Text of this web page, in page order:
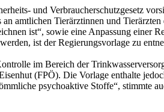
und Verbraucherschutzgesetz
amtlichen Tierärztinnen und
ist“, sowie eine Anpassung einer
ist der Regierungsvorlage zu
im Bereich der
(FPÖ). Die Vorlage enthalte
psychoaktive Stoffe“, stimmte